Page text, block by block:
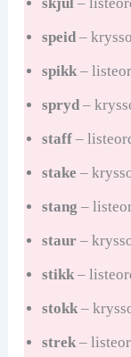
skjul–
speid–
spikk–
spryd–
staff–
stake –
stang –
staur–
stikk–
stokk–
strek–